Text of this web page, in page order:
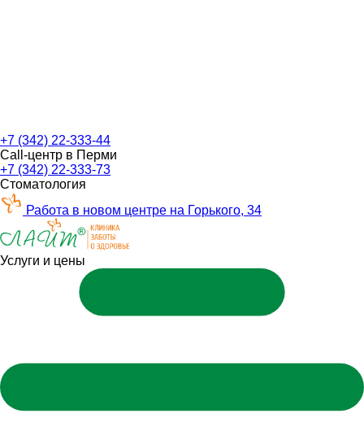
+7 (342) 22-333-44
Call-центр в Перми
+7 (342) 22-333-73
Стоматология
Работа в новом центре на Горького, 34
Услуги и цены